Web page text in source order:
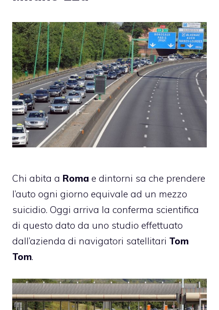
Chi abita a Roma e dintorni sa che prendere
l’auto ogni giorno equivale ad un mezzo
suicidio. Oggi arriva la conferma scientifica
di questo dato da uno studio effettuato
dall’azienda di navigatori satellitari Tom
Tom.